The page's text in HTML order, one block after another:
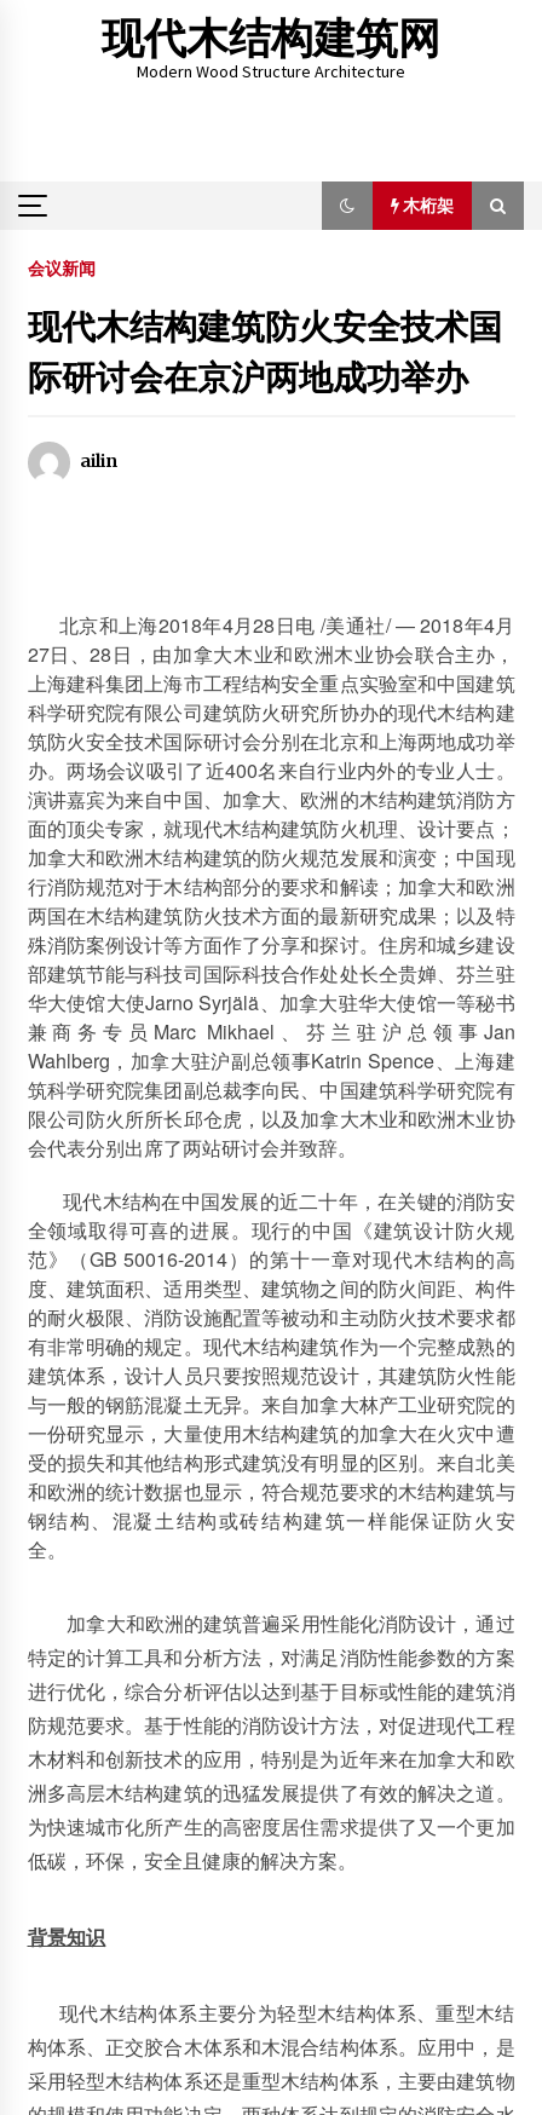
现代木结构建筑网
Modern Wood Structure Architecture
木桁架
木桁架
北京森豪木房屋有限责任公司招聘
2012年4月17日
2018年1月24日
红雪松扣板 免漆桑拿板
2015年3月10日
杭州西湖边著名景点集贤亭倒塌(图)
2012年9月12日
靖江国林：成功举办“2019第十一届木结构产业发展高峰论
坛”
2019年10月23日
木结构迎来20周年 木结构产业高峰论坛召开
2013年8月28日
前景看好，人才聚至
2012年6月8日
木结构建筑进入规范期
2012年9月23日
郑州木屋:河南木屋厂家介绍
2012年8月29日
南京林业大学木结构方向本科人才培养与课程设置研讨会
2013年11月5日
会议新闻
现代木结构建筑防火安全技术国
际研讨会在京沪两地成功举办
ailin
北京和上海2018年4月28日电 /美通社/ — 2018年4月
27日、28日，由加拿大木业和欧洲木业协会联合主办，
上海建科集团上海市工程结构安全重点实验室和中国建筑
科学研究院有限公司建筑防火研究所协办的现代木结构建
筑防火安全技术国际研讨会分别在北京和上海两地成功举
办。两场会议吸引了近400名来自行业内外的专业人士。
演讲嘉宾为来自中国、加拿大、欧洲的木结构建筑消防方
面的顶尖专家，就现代木结构建筑防火机理、设计要点；
加拿大和欧洲木结构建筑的防火规范发展和演变；中国现
行消防规范对于木结构部分的要求和解读；加拿大和欧洲
两国在木结构建筑防火技术方面的最新研究成果；以及特
殊消防案例设计等方面作了分享和探讨。住房和城乡建设
部建筑节能与科技司国际科技合作处处长仝贵婵、芬兰驻
华大使馆大使Jarno Syrjälä、加拿大驻华大使馆一等秘书
兼商务专员Marc Mikhael、芬兰驻沪总领事Jan
Wahlberg，加拿大驻沪副总领事Katrin Spence、上海建
筑科学研究院集团副总裁李向民、中国建筑科学研究院有
限公司防火所所长邱仓虎，以及加拿大木业和欧洲木业协
会代表分别出席了两站研讨会并致辞。
现代木结构在中国发展的近二十年，在关键的消防安
全领域取得可喜的进展。现行的中国《建筑设计防火规
范》（GB 50016-2014）的第十一章对现代木结构的高
度、建筑面积、适用类型、建筑物之间的防火间距、构件
的耐火极限、消防设施配置等被动和主动防火技术要求都
有非常明确的规定。现代木结构建筑作为一个完整成熟的
建筑体系，设计人员只要按照规范设计，其建筑防火性能
与一般的钢筋混凝土无异。来自加拿大林产工业研究院的
一份研究显示，大量使用木结构建筑的加拿大在火灾中遭
受的损失和其他结构形式建筑没有明显的区别。来自北美
和欧洲的统计数据也显示，符合规范要求的木结构建筑与
钢结构、混凝土结构或砖结构建筑一样能保证防火安
全。
加拿大和欧洲的建筑普遍采用性能化消防设计，通过
特定的计算工具和分析方法，对满足消防性能参数的方案
进行优化，综合分析评估以达到基于目标或性能的建筑消
防规范要求。基于性能的消防设计方法，对促进现代工程
木材料和创新技术的应用，特别是为近年来在加拿大和欧
洲多高层木结构建筑的迅猛发展提供了有效的解决之道。
为快速城市化所产生的高密度居住需求提供了又一个更加
低碳，环保，安全且健康的解决方案。
背景知识
现代木结构体系主要分为轻型木结构体系、重型木结
构体系、正交胶合木体系和木混合结构体系。应用中，是
采用轻型木结构体系还是重型木结构体系，主要由建筑物